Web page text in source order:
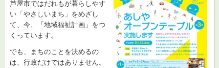
芦屋市ではだれもが暮らしやす
い「やさしいまち」をめざし
て、今、「地域福祉計画」をつ
くっています。
でも、まちのことを決めるの
は、行政だけではありません。